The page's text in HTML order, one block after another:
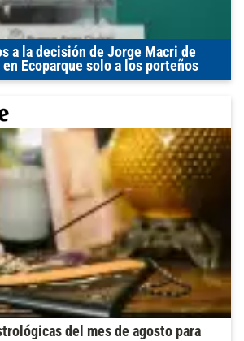
a la decisión de Jorge Macri de
en Ecoparque solo a los porteños
del mes de agosto para